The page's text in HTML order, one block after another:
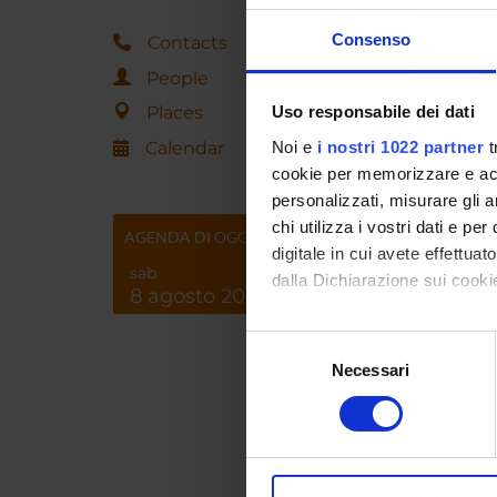
Consenso
Uso responsabile dei dati
Noi e i nostri 1022 partner
cookie per memorizzare e
personalizzati, misurare gli
chi utilizza i vostri dati e per
digitale in cui avete
dalla Dichiarazione sui
Con il tuo consenso,
raccogliere
digitali).
modificare o ritirare il tuo
Necessari
Contacts
People
Places
Calendar
AGENDA DI OGGI
sab
8 agosto 2026
Office